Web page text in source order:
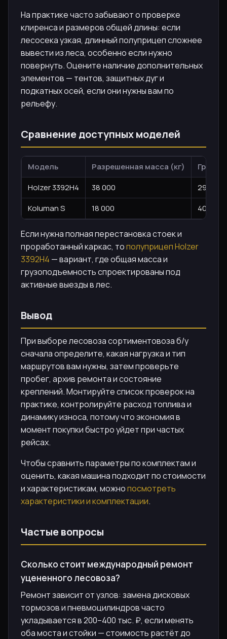
На практике часто забывают о проверке
клиренса и размеров общей длины: если
лесосека узкая, длинный полуприцеп сложнее
вывести из леса, особенно если нужно
повернуть. Оцените наличие дополнительных
элементов — тентов, защитных дуг и
подкатных осей, если они нужны вам по
рельефу.
Сравнение доступных моделей
Модель Разрешенная масса (кг)
Holzer 3392H4
38 000
29 500
Koluman S
18 000 40 000
Если нужна полная перестановка стоек и
проработанный каркас, тополуприцеп Holzer
3392H4 — вариант, где общая масса и
грузоподъемность спроектированы под
активные выезды в лес.
Вывод
При выборе лесовоза сортиментовоза б/у
сначала определите, какая нагрузка и тип
маршрутов вам нужны, затем проверьте
пробег, архив ремонта и состояние
креплений. Монтируйте список проверок на
практике, контролируйте расход топлива и
динамику износа, потому что экономия в
момент покупки быстро уйдет при частых
рейсах.
Чтобы сравнить параметры по комплектам и
оценить, какая машина подходит по стоимости
и характеристикам, можнопосмотреть
характеристики и комплектации.
Частые вопросы
Сколько стоит международный ремонт
уцененного лесовоза?
Ремонт зависит от узлов: замена дисковых
тормозов и пневмоцилиндров часто
укладывается в 200–400 тыс. ₽, если менять
оба моста и стойки — стоимость растёт до